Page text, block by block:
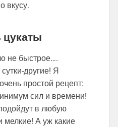
вкусу.
цукаты
не быстрое….
другие! Я
простой рецепт:
сил и времени!
в любую
мелкие! А уж какие